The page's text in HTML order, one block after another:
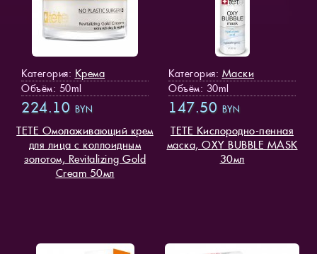
Категория: Крема
Объём: 50ml
224.10 BYN
TETE Омолаживающий крем
для лица с коллоидным
золотом, Revitalizing Gold
Cream 50мл
Категория: Маски
Объём: 30ml
147.50 BYN
TETE Кислородно-пенная
маска, OXY BUBBLE MASK
30мл